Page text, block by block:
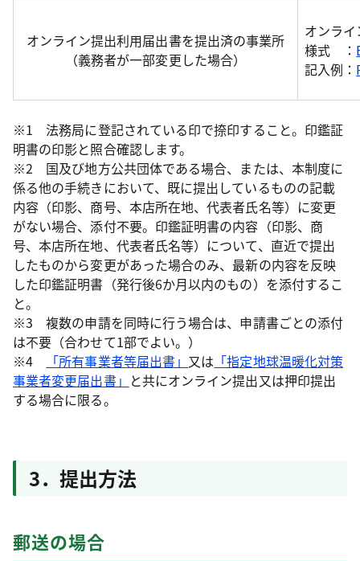
オンライン提出利用届出書を提出済の事業所
（義務者が一部変更した場合）
オンラ
様式 ：
記入例：
※1 法務局に登記されている印で捺印すること。印鑑証
明書の印影と照合確認します。
※2 国及び地方公共団体である場合、または、本制度に
係る他の手続きにおいて、既に提出しているものの記載
内容（印影、商号、本店所在地、代表者氏名等）に変更
がない場合、添付不要。印鑑証明書の内容（印影、商
号、本店所在地、代表者氏名等）について、直近で提出
したものから変更があった場合のみ、最新の内容を反映
した印鑑証明書（発行後6か月以内のもの）を添付するこ
と。
※3 複数の申請を同時に行う場合は、申請書ごとの添付
は不要（合わせて1部でよい。）
※4
「所有事業者等届出書」 又は 「指定地球温暖化対策
事業者変更届出書」 と共にオンライン提出又は押印提出
する場合に限る。
3．提出方法
郵送の場合